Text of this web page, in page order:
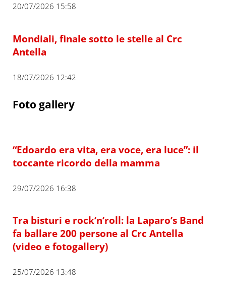
20/07/2026 15:58
Mondiali, finale sotto le stelle al Crc
Antella
18/07/2026 12:42
Foto gallery
“Edoardo era vita, era voce, era luce”: il
toccante ricordo della mamma
29/07/2026 16:38
Tra bisturi e rock’n’roll: la Laparo’s Band
fa ballare 200 persone al Crc Antella
(video e fotogallery)
25/07/2026 13:48